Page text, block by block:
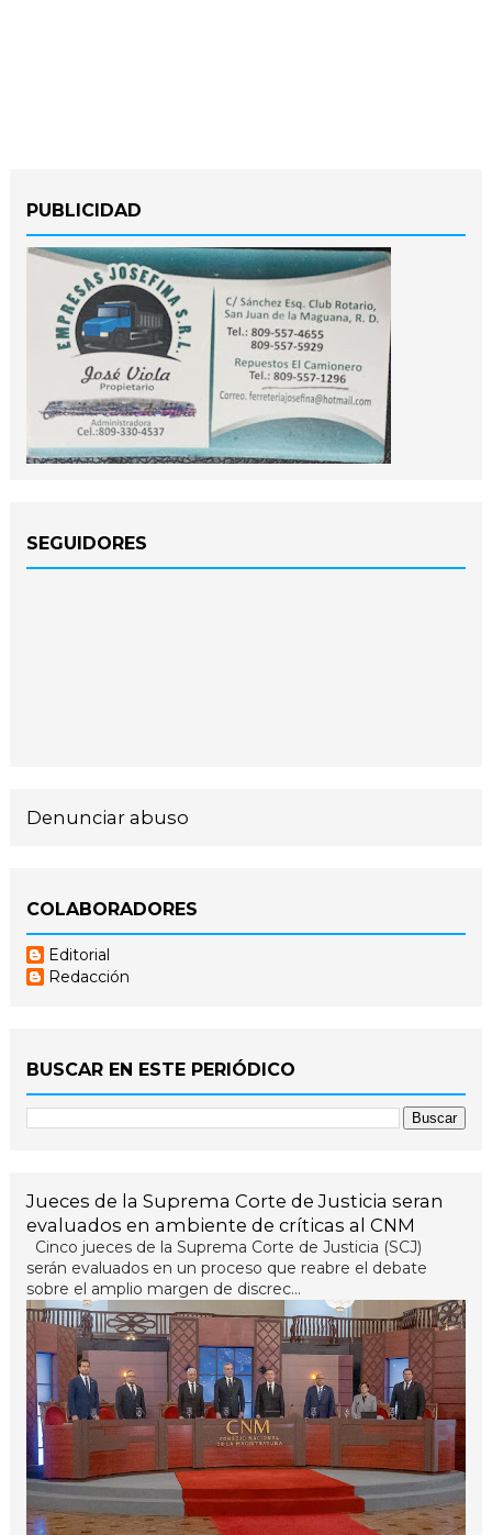
PUBLICIDAD
SEGUIDORES
Denunciar abuso
COLABORADORES
Editorial
Redacción
BUSCAR EN ESTE PERIÓDICO
Jueces de la Suprema Corte de Justicia seran
evaluados en ambiente de críticas al CNM
Cinco jueces de la Suprema Corte de Justicia (SCJ)
serán evaluados en un proceso que reabre el debate
sobre el amplio margen de discrec...